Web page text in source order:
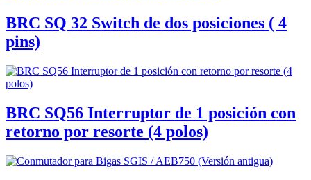
BRC SQ 32 Switch de dos posiciones ( 4
pins)
BRC SQ56 Interruptor de 1 posición con
retorno por resorte (4 polos)